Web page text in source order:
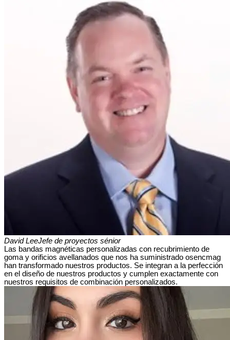
David LeeJefe de proyectos sénior
Las bandas magnéticas personalizadas con recubrimiento de
goma y orificios avellanados que nos ha suministrado osencmag
han transformado nuestros productos. Se integran a la perfección
en el diseño de nuestros productos y cumplen exactamente con
nuestros requisitos de combinación personalizados.